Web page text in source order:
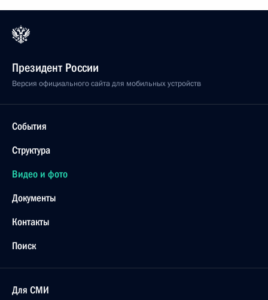
Президент России
Версия официального сайта для мобильных устройств
События
Структура
Видео и фото
Документы
Контакты
Поиск
Для СМИ